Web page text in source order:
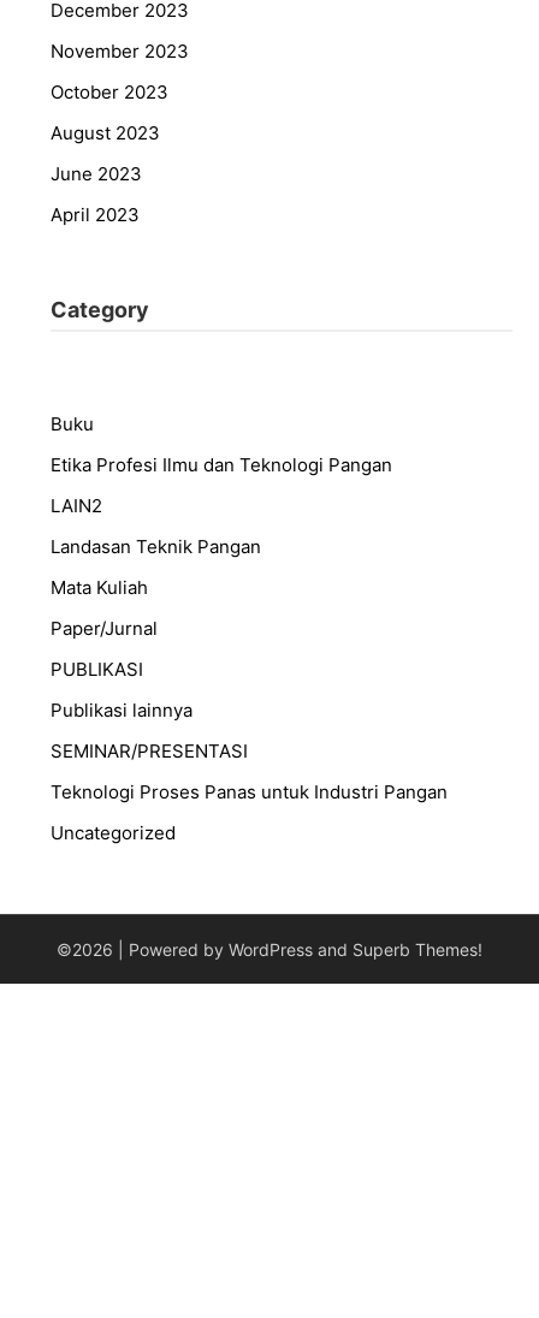
December 2023
November 2023
October 2023
August 2023
June 2023
April 2023
Category
Buku
Etika Profesi Ilmu dan Teknologi Pangan
LAIN2
Landasan Teknik Pangan
Mata Kuliah
Paper/Jurnal
PUBLIKASI
Publikasi lainnya
SEMINAR/PRESENTASI
⁠Teknologi Proses Panas untuk Industri Pangan
Uncategorized
©2026 | Powered by WordPress and Superb Themes!